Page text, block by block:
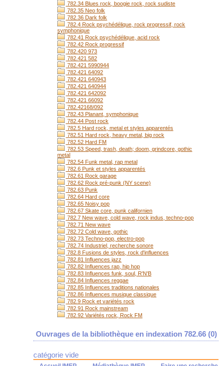
782.34 Blues rock, boogie rock, rock sudiste
782.35 Neo folk
782.36 Dark folk
782.4 Rock psychédélique, rock progressif, rock
symphonique
782.41 Rock psychédélique, acid rock
782.42 Rock progressif
782.420 973
782.421 582
782.421 5990944
782.421 64092
782.421 640943
782.421 640944
782.421 642092
782.421 66092
782.42168/092
782.43 Planant, symphonique
782.44 Post rock
782.5 Hard rock, metal et styles apparentés
782.51 Hard rock, heavy metal, big rock
782.52 Hard FM
782.53 Speed, trash, death; doom, grindcore, gothic
metal
782.54 Funk metal, rap metal
782.6 Punk et styles apparentés
782.61 Rock garage
782.62 Rock pré-punk (NY scene)
782.63 Punk
782.64 Hard core
782.65 Noisy pop
782.67 Skate core, punk californien
782.7 New wave, cold wave, rock indus, techno-pop
782.71 New wave
782.72 Cold wave, gothic
782.73 Techno-pop, electro-pop
782.74 Industriel, recherche sonore
782.8 Fusions de styles, rock d'influences
782.81 Influences jazz
782.82 Influences rap, hip hop
782.83 Influences funk, soul, R'N'B
782.84 Influences reggae
782.85 Influences traditions nationales
782.86 Influences musique classique
782.9 Rock et variétés rock
782.91 Rock mainstream
782.92 Variétés rock, Rock FM
Ouvrages de la bibliothèque en indexation 782.66 (0)
catégorie vide